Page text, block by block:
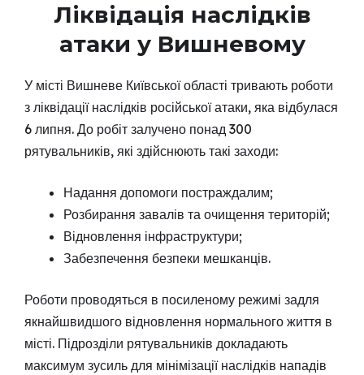
Ліквідація наслідків
атаки у Вишневому
У місті Вишневе Київської області тривають роботи
з ліквідації наслідків російської атаки, яка відбулася
6 липня. До робіт залучено понад 300
рятувальників, які здійснюють такі заходи:
Надання допомоги постраждалим;
Розбирання завалів та очищення територій;
Відновлення інфраструктури;
Забезпечення безпеки мешканців.
Роботи проводяться в посиленому режимі задля
якнайшвидшого відновлення нормального життя в
місті. Підрозділи рятувальників докладають
максимум зусиль для мінімізації наслідків нападів